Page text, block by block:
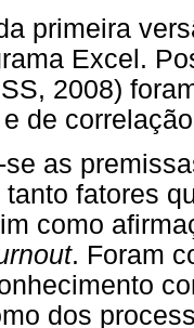
primeira
Excel.
2008)
de
as
fatores
como
. Foram
dos